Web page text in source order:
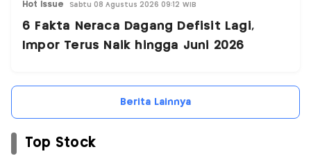
Hot Issue Sabtu 08 Agustus 2026 09:12 WIB
6 Fakta Neraca Dagang Defisit Lagi,
Impor Terus Naik hingga Juni 2026
Berita Lainnya
Top Stock